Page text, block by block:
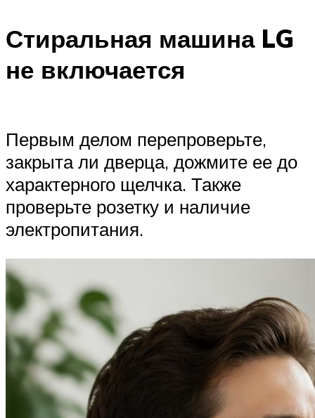
Стиральная машина LG
не включается
Первым делом перепроверьте,
закрыта ли дверца, дожмите ее до
характерного щелчка. Также
проверьте розетку и наличие
электропитания.